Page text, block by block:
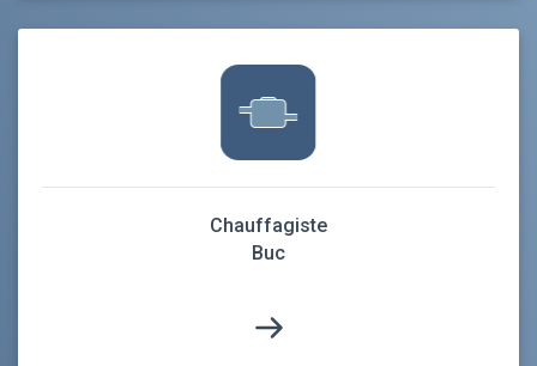
Chauffagiste
Buc